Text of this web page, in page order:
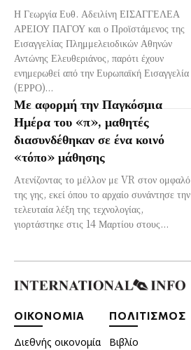
Η Γεωργία Ευθ. Αδειλίνη ΕΙΣΑΓΓΕΛΕΑ
ΑΡΕΙΟΥ ΠΑΓΟΥ και ο Προϊστάμενος της
Εισαγγελίας Πλημμελειοδικών Αθηνών
Αντώνης Ελευθεριάνος, παρότι έχουν
ενημερωθεί από την Ευρωπαϊκή Εισαγγελία
(ΕΡΡΟ)...
Με αφορμή την Παγκόσμια
Ημέρα του «π», μαθητές
διασυνδέθηκαν σε ένα κοινό
«τόπο» μάθησης
Ατενίζοντας το μέλλον με VR στον ομφαλό
της γης, εκεί όπου το αρχαίο συνάντησε την
τελευταία λέξη της τεχνολογίας,
γιορτάστηκε στις 14 Μαρτίου στους...
ΟΙΚΟΝΟΜΙΑ
Διεθνής οικονομία
ΠΟΛΙΤΙΣΜΟΣ
Βιβλίο